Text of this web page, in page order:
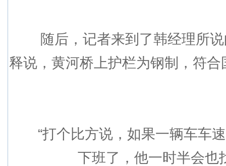
随后，记者来到了韩经理所说
释说，黄河桥上护栏为钢制，符
“打个比方说，如果一辆车车速
下班了，他一时半会也